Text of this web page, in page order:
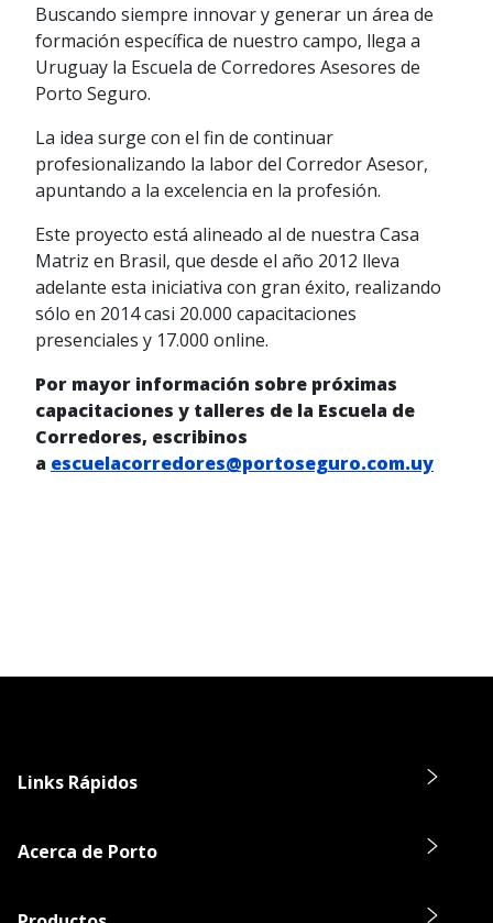
Buscando siempre innovar y generar un área de
formación específica de nuestro campo, llega a
Uruguay la Escuela de Corredores Asesores de
Porto Seguro.
La idea surge con el fin de continuar
profesionalizando la labor del Corredor Asesor,
apuntando a la excelencia en la profesión.
Este proyecto está alineado al de nuestra Casa
Matriz en Brasil, que desde el año 2012 lleva
adelante esta iniciativa con gran éxito, realizando
sólo en 2014 casi 20.000 capacitaciones
presenciales y 17.000 online.
Por mayor información sobre próximas
capacitaciones y talleres de la Escuela de
Corredores, escribinos
a escuelacorredores@portoseguro.com.uy
Links Rápidos
Acerca de Porto